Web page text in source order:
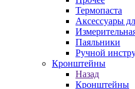
Термопаста
Аксессуары
Паяльники
Ручной
Кронштейны
Назад
Кронштейны